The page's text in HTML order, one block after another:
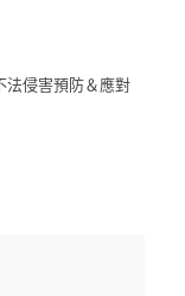
法侵害預防＆應對